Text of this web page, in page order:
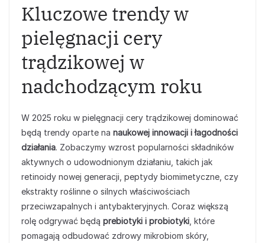
Kluczowe trendy w
pielęgnacji cery
trądzikowej w
nadchodzącym roku
W 2025 roku w pielęgnacji cery trądzikowej dominować
będą trendy oparte na naukowej innowacji i łagodności
działania. Zobaczymy wzrost popularności składników
aktywnych o udowodnionym działaniu, takich jak
retinoidy nowej generacji, peptydy biomimetyczne, czy
ekstrakty roślinne o silnych właściwościach
przeciwzapalnych i antybakteryjnych. Coraz większą
rolę odgrywać będą prebiotyki i probiotyki , które
pomagają odbudować zdrowy mikrobiom skóry,